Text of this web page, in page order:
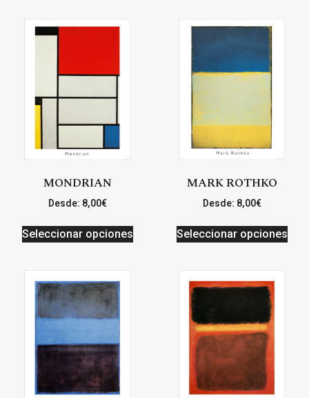
MONDRIAN
Desde: 8,00€
Seleccionar opciones
MARK ROTHKO
Desde: 8,00€
Seleccionar opciones